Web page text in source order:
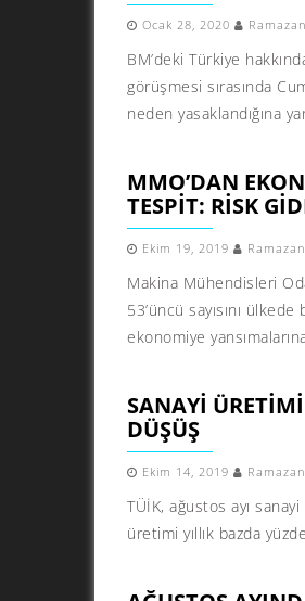
Ocak 28, 2020
BM’deki Türkiye
görüşmesi sırasında
neden yasaklandığına
MMO’DAN
TESPIT: RISK
Ekim 19, 2019
Makina Mühendisleri
53’üncü sayısını
ekonomiye
SANAYI
DÜŞÜŞ
Ekim 14, 2019
TÜİK, ağustos ayı
üretimi yıllık bazda